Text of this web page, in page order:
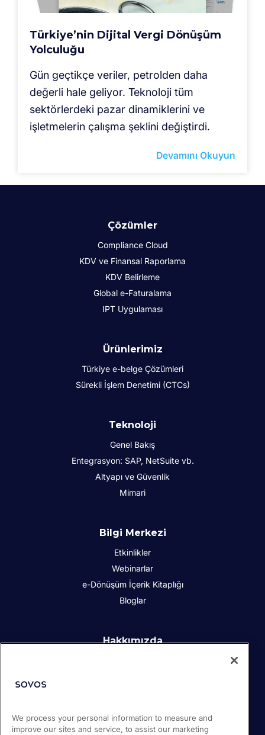
Türkiye’nin Dijital Vergi Dönüşüm
Yolculuğu
Gün geçtikçe veriler, petrolden daha
değerli hale geliyor. Teknoloji tüm
sektörlerdeki pazar dinamiklerini ve
işletmelerin çalışma şeklini değiştirdi.
Devamını Okuyun
Çözümler
Compliance Cloud
KDV ve Finansal Raporlama
KDV Belirleme
Global e-Faturalama
IPT Uygulaması
Ürünlerimiz
Türkiye e-belge Çözümleri
Sürekli İşlem Denetimi (CTCs)
Teknoloji
Genel Bakış
Entegrasyon: SAP, NetSuite vb.
Altyapı ve Güvenlik
Mimari
Bilgi Merkezi
Etkinlikler
Webinarlar
e-Dönüşüm İçerik Kitaplığı
Bloglar
Hakkımızda
Kariyer
We process your personal information to measure and
improve our sites and service, to assist our marketing